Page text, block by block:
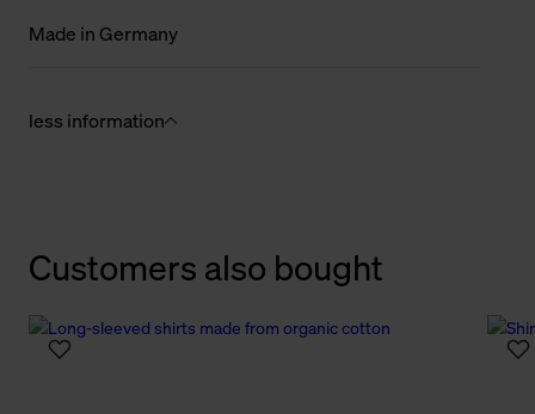
Made in Germany
less information
Customers also bought